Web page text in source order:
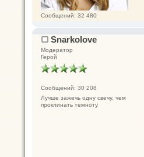
Сообщений: 32 480
Snarkolove
Модератор
Герой
Сообщений: 30 208
Лучше зажечь одну свечу, чем
проклинать темноту